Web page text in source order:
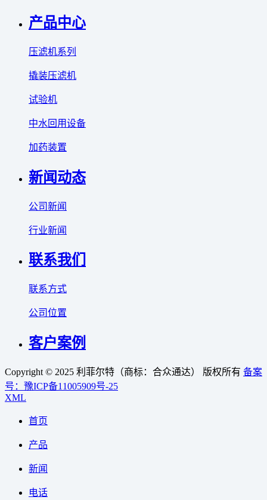
产品中心
压滤机系列
撬装压滤机
试验机
中水回用设备
加药装置
新闻动态
公司新闻
行业新闻
联系我们
联系方式
公司位置
客户案例
Copyright © 2025 利菲尔特（商标：合众通达） 版权所有 备案
号：豫ICP备11005909号-25
XML
首页
产品
新闻
电话